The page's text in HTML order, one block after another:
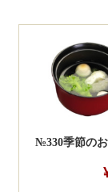
№330季節の